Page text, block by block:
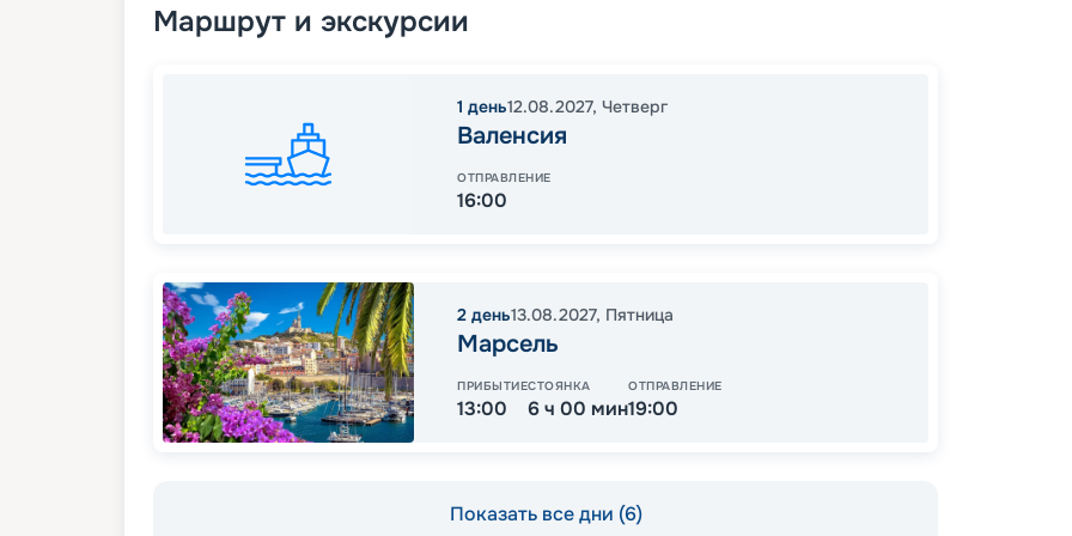
Маршрут и экскурсии
1 день12.08.2027, Четверг
Валенсия
ОТПРАВЛЕНИЕ
16:00
2 день13.08.2027, Пятница
Марсель
ПРИБЫТИЕ
13:00
СТОЯНКА
6 ч 00 мин
ОТПРАВЛЕНИЕ
19:00
Показать все дни (6)